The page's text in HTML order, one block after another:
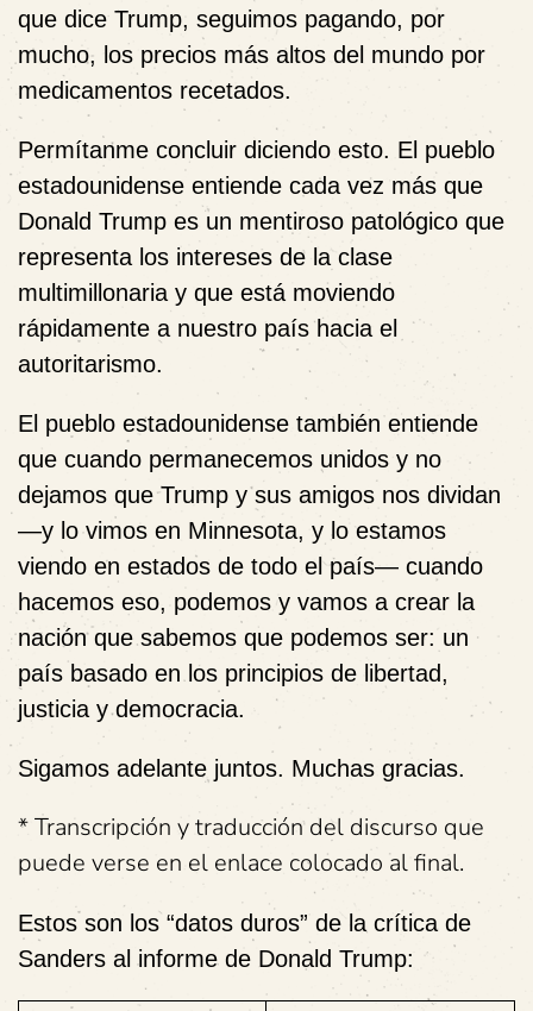
que dice Trump, seguimos pagando, por
mucho, los precios más altos del mundo por
medicamentos recetados.
Permítanme concluir diciendo esto. El pueblo
estadounidense entiende cada vez más que
Donald Trump es un mentiroso patológico que
representa los intereses de la clase
multimillonaria y que está moviendo
rápidamente a nuestro país hacia el
autoritarismo.
El pueblo estadounidense también entiende
que cuando permanecemos unidos y no
dejamos que Trump y sus amigos nos dividan
—y lo vimos en Minnesota, y lo estamos
viendo en estados de todo el país— cuando
hacemos eso, podemos y vamos a crear la
nación que sabemos que podemos ser: un
país basado en los principios de libertad,
justicia y democracia.
Sigamos adelante juntos. Muchas gracias.
* Transcripción y traducción del discurso que
puede verse en el enlace colocado al final.
Estos son los “datos duros” de la crítica de
Sanders al informe de Donald Trump: